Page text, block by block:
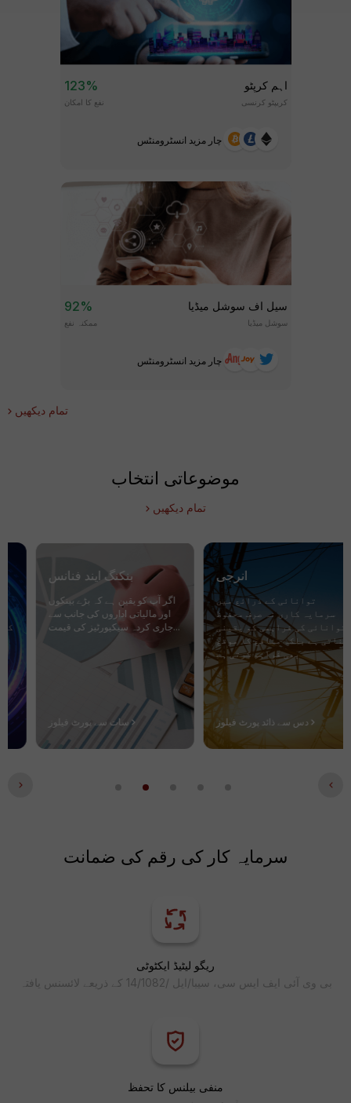
اہم کرپٹو 123%
کریپٹو کرنسی نفع کا امکان
چار مزید انسٹرومنٹس
سیل اف سوشل میڈیا 92%
سوشل میڈیا ممکنہ نفع
چار مزید انسٹرومنٹس
تمام دیکھیں
موضوعاتی انتخاب
تمام دیکھیں
بنکنگ ایند فنانس
اگر آپ کو یقین ہے کہ بڑے بینکوں
اور مالیاتی اداروں کی جانب سے
جاری کردہ سیکیورٹیز کی قیمت...
سات سے پورٹ فیلوز
انرجی
توانائی کے ذرائع میں
سرمایہ کاری نہ صرف محفوظ
توانائی کی فراہمی کو یقینی
بناتی ہے بلکہ منافع کا موقع
بھی فراہم کرتی ہے
دس سے ذائد پورٹ فیلوز
سرمایہ کار کی رقم کی ضمانت
ریگو لیٹیڈ ایکٹوٹی
بی وی آئی ایف ایس سی، سیبا/ایل /14/1082 کے ذریعے لائسنس یافتہ
منفی بیلنس کا تحفظ